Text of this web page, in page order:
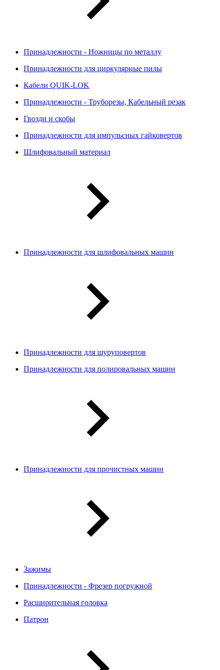
Принадлежности - Ножницы по металлу
Принадлежности для циркулярные пилы
Кабели QUIK-LOK
Принадлежности - Труборезы, Кабельный резак
Гвозди и скобы
Принадлежности для импульсных гайковертов
Шлифовальный материал
Принадлежности для шлифовальных машин
Принадлежности для шуруповертов
Принадлежности для полировальных машин
Принадлежности для прочистных машин
Зажимы
Принадлежности - Фрезер погружной
Расширительная головка
Патрон